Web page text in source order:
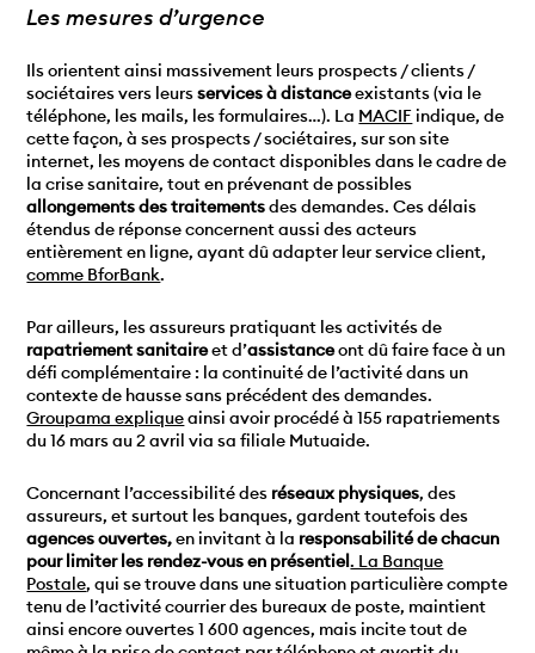
Les mesures d’urgence
Ils orientent ainsi massivement leurs prospects / clients /
sociétaires vers leursservices à distanceexistants (via le
téléphone, les mails, les formulaires…). La MACIFindique, de
cette façon, à ses prospects / sociétaires, sur son site
internet, les moyens de contact disponibles dans le cadre de
la crise sanitaire, tout en prévenant de possibles
allongements des traitementsdes demandes. Ces délais
étendus de réponse concernent aussi des acteurs
entièrement en ligne, ayant dû adapter leur service client,
comme BforBank.
Par ailleurs, les assureurs pratiquant les activités de
rapatriement sanitaireet d’assistanceont dû faire face à un
défi complémentaire : la continuité de l’activité dans un
contexte de hausse sans précédent des demandes.
Groupama expliqueainsi avoir procédé à 155 rapatriements
du 16 mars au 2 avril via sa filiale Mutuaide.
Concernant l’accessibilité des réseaux physiques, des
assureurs, et surtout les banques, gardent toutefois des
agences ouvertes,en invitant à la responsabilité de chacun
pour limiter les rendez-vous en présentiel. La Banque
Postale, qui se trouve dans une situation particulière compte
tenu de l’activité courrier des bureaux de poste, maintient
ainsi encore ouvertes 1 600 agences, mais incite tout de